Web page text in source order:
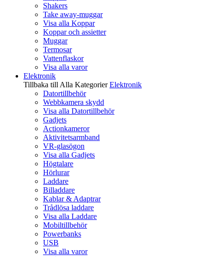
Shakers
Take away-muggar
Visa alla Koppar
Koppar och assietter
Muggar
Termosar
Vattenflaskor
Visa alla varor
Elektronik
Tillbaka till Alla Kategorier Elektronik
Datortillbehör
Webbkamera skydd
Visa alla Datortillbehör
Gadjets
Actionkameror
Aktivitetsarmband
VR-glasögon
Visa alla Gadjets
Högtalare
Hörlurar
Laddare
Billaddare
Kablar & Adaptrar
Trådlösa laddare
Visa alla Laddare
Mobiltillbehör
Powerbanks
USB
Visa alla varor